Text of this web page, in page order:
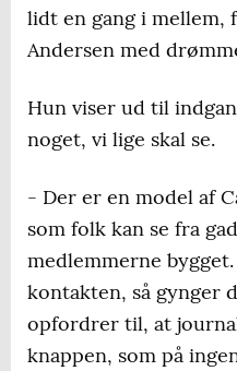
lidt en gang i
Andersen med
Hun viser ud til
noget, vi lige skal se.
- Der er en model af
som folk kan se fra
medlemmerne
kontakten, så gynger
opfordrer til, at
knappen, som på